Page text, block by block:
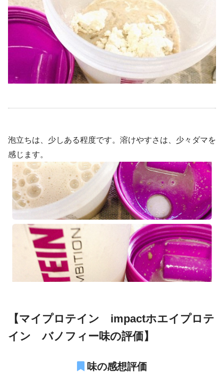
泡立ちは、少しある程度です。溶けやすさは、少々ダマを
感じます。
【マイプロテイン impactホエイプロテ
イン バノフィー味の評価】
味の感想評価